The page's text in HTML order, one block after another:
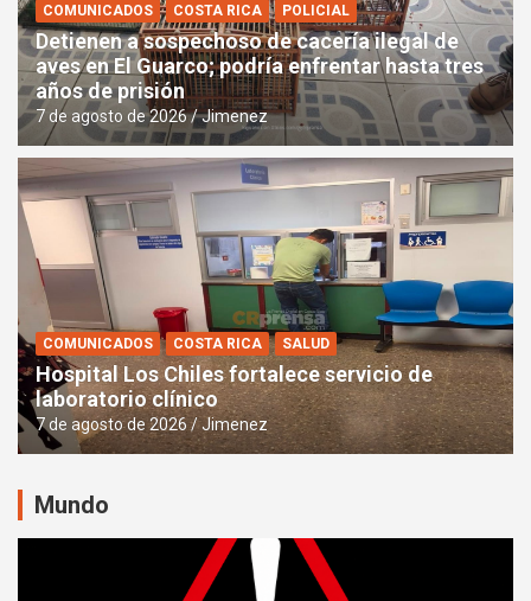
COMUNICADOS COSTA RICA POLICIAL
Detienen a sospechoso de cacería ilegal de
aves en El Guarco; podría enfrentar hasta tres
años de prisión
7 de agosto de 2026 Jimenez
COMUNICADOS COSTA RICA SALUD
Hospital Los Chiles fortalece servicio de
laboratorio clínico
7 de agosto de 2026 Jimenez
Mundo